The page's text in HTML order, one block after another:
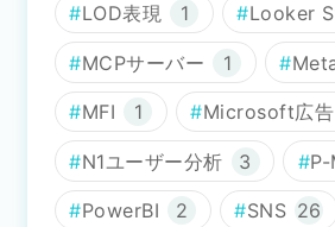
LOD表現 1 Looker
MCPサーバー 1
MFI 1 Microsoft広告
N1ユーザー分析 3 P-
PowerBI 2 SNS 26